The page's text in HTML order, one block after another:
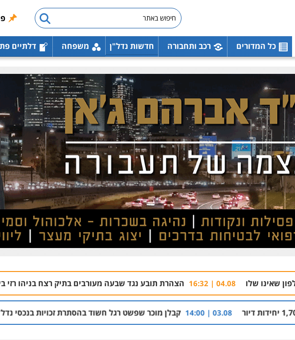
כל המדורים רכב ותחבורה חדשות נדל"ן משפחה דלתיים
04.08 | 16:32 הצהרת תובע נגד שבעה מעורבים בתיק רצח בניהו רזי בירושלים 04.08 | 13:37
03.08 | 14:00 קבלן מוכר שפשט רגל חשוד בהסתרת זכויות בנכסי נדל"ן והברחת נכסים